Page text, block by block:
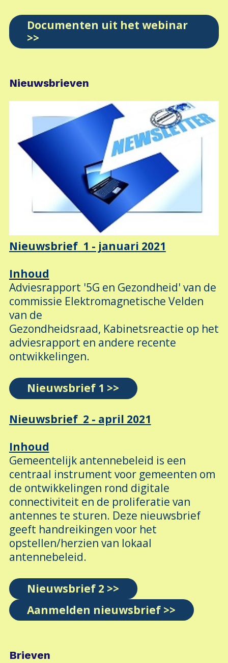
Documenten uit het webinar
>>
Nieuwsbrieven
Nieuwsbrief 1 - januari 2021
Inhoud
Adviesrapport '5G en Gezondheid' van de
commissie Elektromagnetische Velden
van de
Gezondheidsraad, Kabinetsreactie op het
adviesrapport en andere recente
ontwikkelingen.
Nieuwsbrief 1 >>
Nieuwsbrief 2 - april 2021
Inhoud
Gemeentelijk antennebeleid is een
centraal instrument voor gemeenten om
de ontwikkelingen rond digitale
connectiviteit en de proliferatie van
antennes te sturen. Deze nieuwsbrief
geeft handreikingen voor het
opstellen/herzien van lokaal
antennebeleid.
Nieuwsbrief 2 >>
Aanmelden nieuwsbrief >>
Brieven